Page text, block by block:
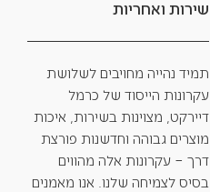
שירות ואחריות
תמיד נהייה מחויבים לשלושת
עקרונות הייסוד של כרמל
דיירקט, מצוינות בשירות, איכות
מוצרים גבוהה וחדשנות פורצת
דרך – עקרונות אלה מהווים
בסיס לצמיחה שלנו. אנו מאמנים